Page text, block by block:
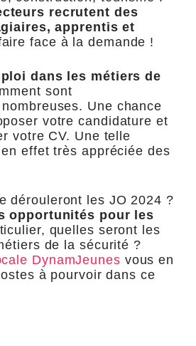
recrutent des
apprentis et
face à la demande !
dans les métiers de
sont
Une chance
votre candidature et
votre CV. Une telle
effet très appréciée des
dérouleront les JO 2024 ?
opportunités pour les
quelles seront les
de la sécurité ?
DynamJeunes vous en
à pourvoir dans ce